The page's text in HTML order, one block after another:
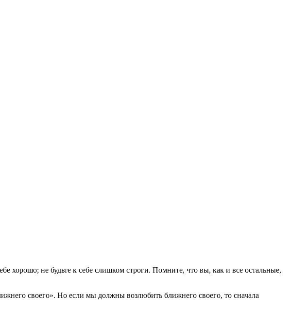
не будьте к себе слишком строги. Помните, что вы, как и все остальные,
своего». Но если мы должны возлюбить ближнего своего, то сначала